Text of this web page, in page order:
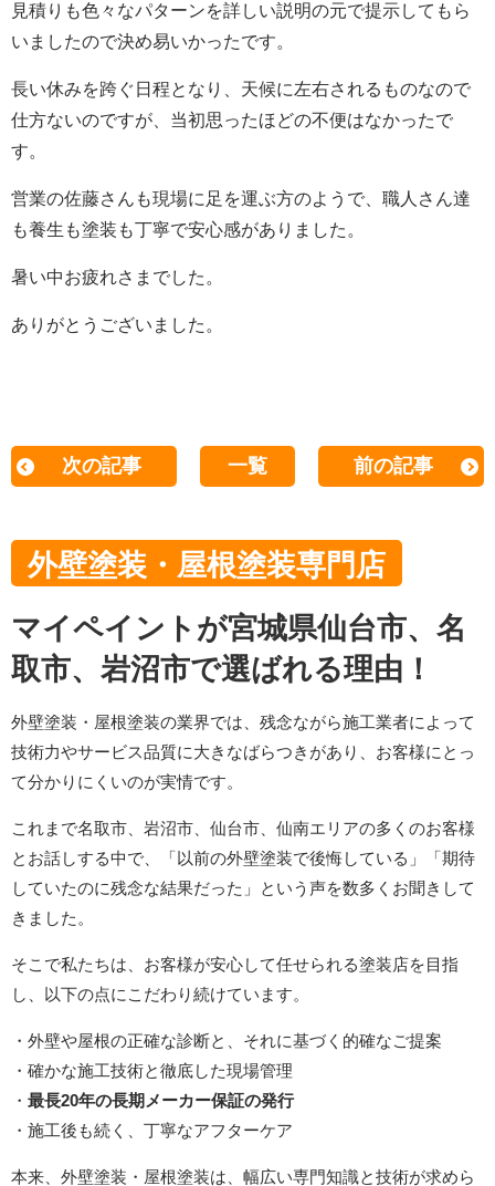
見積りも色々なパターンを詳しい説明の元で提示してもら
いましたので決め易いかったです。
長い休みを跨ぐ日程となり、天候に左右されるものなので
仕方ないのですが、当初思ったほどの不便はなかったで
す。
営業の佐藤さんも現場に足を運ぶ方のようで、職人さん達
も養生も塗装も丁寧で安心感がありました。
暑い中お疲れさまでした。
ありがとうございました。
次の記事 一覧 前の記事
外壁塗装・屋根塗装専門店
マイペイントが宮城県仙台市、名
取市、岩沼市で選ばれる理由！
外壁塗装・屋根塗装の業界では、残念ながら施工業者によって
技術力やサービス品質に大きなばらつきがあり、お客様にとっ
て分かりにくいのが実情です。
これまで名取市、岩沼市、仙台市、仙南エリアの多くのお客様
とお話しする中で、「以前の外壁塗装で後悔している」「期待
していたのに残念な結果だった」という声を数多くお聞きして
きました。
そこで私たちは、お客様が安心して任せられる塗装店を目指
し、以下の点にこだわり続けています。
・外壁や屋根の正確な診断と、それに基づく的確なご提案
・確かな施工技術と徹底した現場管理
・ 最長20年の長期メーカー保証の発行
・施工後も続く、丁寧なアフターケア
本来、外壁塗装・屋根塗装は、幅広い専門知識と技術が求めら